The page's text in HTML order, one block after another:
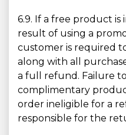
6.9. If a free product is
result of using a
customer is required
along with all
a full refund. Failure
complimentary
order ineligible for a
responsible for the